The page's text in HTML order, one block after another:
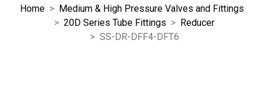
Home
Medium & High Pressure Valves and Fittings
20D Series Tube Fittings
Reducer
SS-DR-DFF4-DFT6